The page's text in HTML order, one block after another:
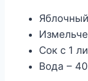
Яблочный
Сок с 1
Вода –